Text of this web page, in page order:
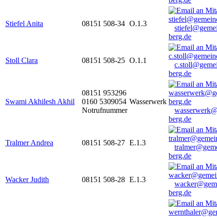
Stiefel Anita 08151 508-34 O.1.3
berg.de
Stoll Clara 08151 508-25 O.1.1
berg.de
Swami Akhilesh Akhil
08151 953296
0160 5309054
Notrufnummer
Wasserwerk
berg.de
Tralmer Andrea 08151 508-27 E.1.3
berg.de
Wacker Judith 08151 508-28 E.1.3
berg.de